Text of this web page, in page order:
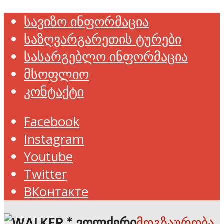
სავიზო ინფორმაცია
საზღვარგარეთის ტურები
სასარგებლო ინფორმაცია
მსოფლიო
კონტაქტი
Facebook
Instagram
Youtube
Twitter
ВКонтакте